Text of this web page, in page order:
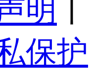
明
保护